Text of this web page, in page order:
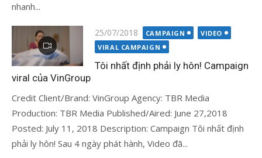
nhanh...
Đăng
vào
25/07/2018 CAMPAIGN
VIDEO
VIRAL CAMPAIGN
Tôi nhất định phải ly hôn! Campaign
viral của VinGroup
Credit Client/Brand: VinGroup Agency: TBR Media
Production: TBR Media Published/Aired: June 27,2018
Posted: July 11, 2018 Description: Campaign Tôi nhất định
phải ly hôn! Sau 4 ngày phát hành, Video đã...